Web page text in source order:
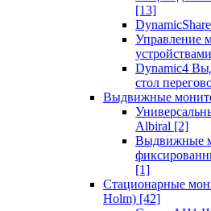
[13]
Управление
устройствами
Dynamic4
стол
Выдвижные
Albiral [2]
Выдвижные
[1]
Стационарные
Holm) [42]